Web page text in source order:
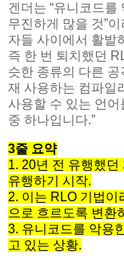
겐더는 “유니코드
무진하게 많을 것”
자들 사이에서 활발
즉 한 번 퇴치했던
슷한 종류의 다른 공
재 사용하는 컴파일
사용할 수 있는 언
중 하나입니다.”
3줄 요약
1. 20년 전 유행했던
유행하기 시작.
2. 이는 RLO 기법이
으로 흐르도록 변환
3. 유니코드를 악용
고 있는 상황.